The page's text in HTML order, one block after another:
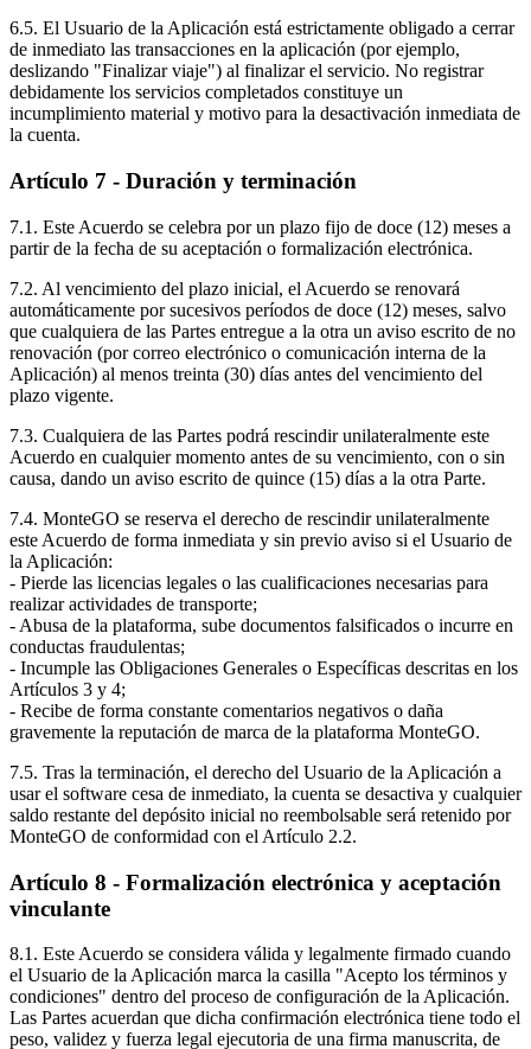
6.5. El Usuario de la Aplicación está estrictamente obligado a cerrar
de inmediato las transacciones en la aplicación (por ejemplo,
deslizando "Finalizar viaje") al finalizar el servicio. No registrar
debidamente los servicios completados constituye un
incumplimiento material y motivo para la desactivación inmediata de
la cuenta.
Artículo 7 - Duración y terminación
7.1. Este Acuerdo se celebra por un plazo fijo de doce (12) meses a
partir de la fecha de su aceptación o formalización electrónica.
7.2. Al vencimiento del plazo inicial, el Acuerdo se renovará
automáticamente por sucesivos períodos de doce (12) meses, salvo
que cualquiera de las Partes entregue a la otra un aviso escrito de no
renovación (por correo electrónico o comunicación interna de la
Aplicación) al menos treinta (30) días antes del vencimiento del
plazo vigente.
7.3. Cualquiera de las Partes podrá rescindir unilateralmente este
Acuerdo en cualquier momento antes de su vencimiento, con o sin
causa, dando un aviso escrito de quince (15) días a la otra Parte.
7.4. MonteGO se reserva el derecho de rescindir unilateralmente
este Acuerdo de forma inmediata y sin previo aviso si el Usuario de
la Aplicación:
- Pierde las licencias legales o las cualificaciones necesarias para
realizar actividades de transporte;
- Abusa de la plataforma, sube documentos falsificados o incurre en
conductas fraudulentas;
- Incumple las Obligaciones Generales o Específicas descritas en los
Artículos 3 y 4;
- Recibe de forma constante comentarios negativos o daña
gravemente la reputación de marca de la plataforma MonteGO.
7.5. Tras la terminación, el derecho del Usuario de la Aplicación a
usar el software cesa de inmediato, la cuenta se desactiva y cualquier
saldo restante del depósito inicial no reembolsable será retenido por
MonteGO de conformidad con el Artículo 2.2.
Artículo 8 - Formalización electrónica y aceptación
vinculante
8.1. Este Acuerdo se considera válida y legalmente firmado cuando
el Usuario de la Aplicación marca la casilla "Acepto los términos y
condiciones" dentro del proceso de configuración de la Aplicación.
Las Partes acuerdan que dicha confirmación electrónica tiene todo el
peso, validez y fuerza legal ejecutoria de una firma manuscrita, de